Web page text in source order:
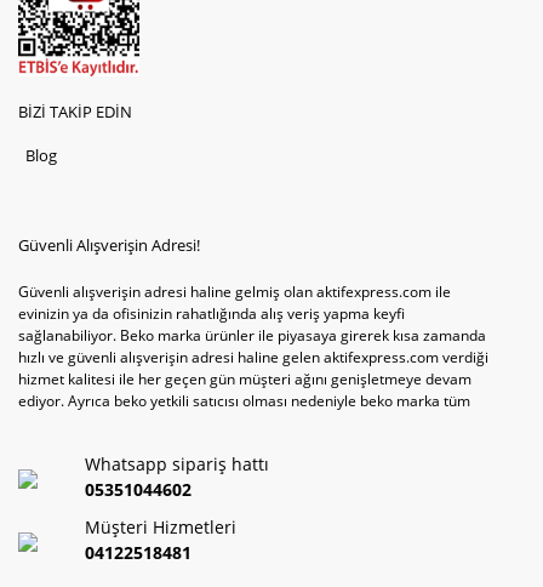
BİZİ TAKİP EDİN
Blog
Güvenli Alışverişin Adresi!
Güvenli alışverişin adresi haline gelmiş olan aktifexpress.com ile
evinizin ya da ofisinizin rahatlığında alış veriş yapma keyfi
sağlanabiliyor. Beko marka ürünler ile piyasaya girerek kısa zamanda
hızlı ve güvenli alışverişin adresi haline gelen aktifexpress.com verdiği
hizmet kalitesi ile her geçen gün müşteri ağını genişletmeye devam
ediyor. Ayrıca beko yetkili satıcısı olması nedeniyle beko marka tüm
televizyon ya da bulaşık makinesi değil aynı zamanda çamaşır makinesi
ve kurutma makinesi tercihlerini de hızlı ve güvenli alışveriş ile
Sitemizin satışa sunduğu bir başka ürün ise akıllı telefon tercihleri. Son
Whatsapp sipariş hattı
05351044602
Müşteri Hizmetleri
04122518481